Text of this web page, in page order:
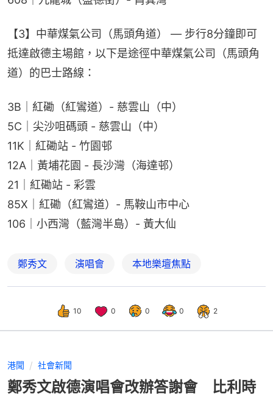
【3】中華煤氣公司（馬頭角道） — 步行8分鐘即可
抵達啟德主場館，以下是途徑中華煤氣公司（馬頭角
道）的巴士路線：
3B｜紅磡（紅鸞道）- 慈雲山（中）
5C｜尖沙咀碼頭 - 慈雲山（中）
11K｜紅磡站 - 竹園邨
12A｜黃埔花園 - 長沙灣（海達邨）
21｜紅磡站 - 彩雲
85X｜紅磡（紅鸞道）- 馬鞍山市中心
106｜小西灣（藍灣半島）- 黃大仙
鄭秀文 演唱會 本地樂壇焦點
10 0 0 0 2
港聞 社會新聞
鄭秀文啟德演唱會改辦答謝會 比利時